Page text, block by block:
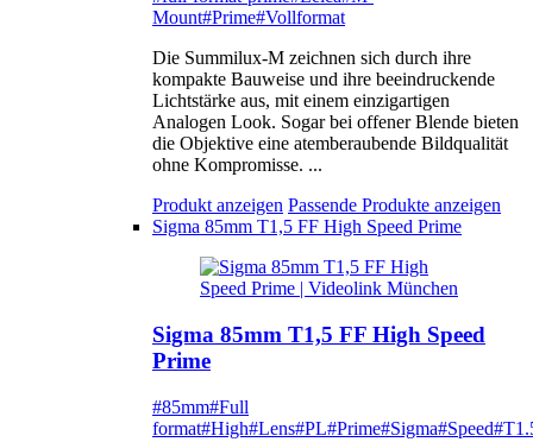
Mount#Prime#Vollformat
Die Summilux-M zeichnen sich durch ihre
kompakte Bauweise und ihre beeindruckende
Lichtstärke aus, mit einem einzigartigen
Analogen Look. Sogar bei offener Blende bieten
die Objektive eine atemberaubende Bildqualität
ohne Kompromisse. ...
Produkt anzeigen Passende Produkte anzeigen
Sigma 85mm T1,5 FF High Speed Prime
Sigma 85mm T1,5 FF High Speed
Prime
#85mm#Full
format#High#Lens#PL#Prime#Sigma#Speed